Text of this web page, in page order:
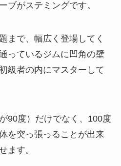
ブがステミングです。
まで、幅広く登場してく
っているジムに凹角の壁
級者の内にマスターして
90度）だけでなく、100度
を突っ張っることが出来
ます。